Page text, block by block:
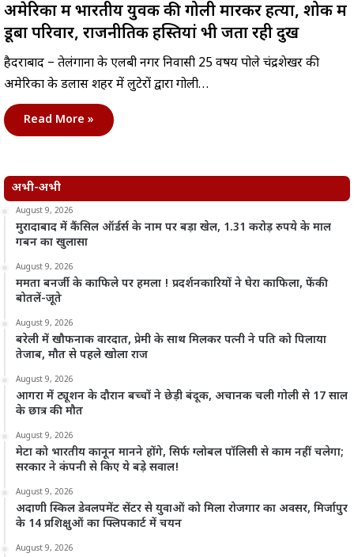
अमेरिका में भारतीय युवक की गोली मारकर हत्या, शोक में
डूबा परिवार, राजनीतिक हस्तियां भी जता रही दुख
हैदराबाद – तेलंगाना के एलबी नगर निवासी 25 वर्षीय पोले चंद्रशेखर की
अमेरिका के डलास शहर में लुटेरों द्वारा गोली…
Read More »
अभी-अभी
August 9, 2026
मुरादाबाद में कैंसिल ऑर्डर्स के नाम पर बड़ा खेल, 1.31 करोड़ रुपये के माल
गबन का खुलासा
August 9, 2026
ममता बनर्जी के काफिले पर हमला ! प्रदर्शनकारियों ने घेरा काफिला, फेंकी
बोतलें-जूते
August 9, 2026
बरेली में खौफनाक वारदात, प्रेमी के साथ मिलकर पत्नी ने पति को पिलाया
तेजाब, मौत से पहले खोला राज
August 9, 2026
आगरा में ट्यूशन के दौरान बच्चों ने छेड़ी बंदूक, अचानक चली गोली से 17 साल
के छात्र की मौत
August 9, 2026
मेटा को भारतीय कानून मानने होंगे, सिर्फ ग्लोबल पॉलिसी से काम नहीं चलेगा;
सरकार ने कंपनी से किए ये बड़े सवाल!
August 9, 2026
अदाणी स्किल डेवलपमेंट सेंटर से युवाओं को मिला रोजगार का अवसर, मिर्जापुर
के 14 प्रशिक्षुओं का फ्लिपकार्ट में चयन
August 9, 2026